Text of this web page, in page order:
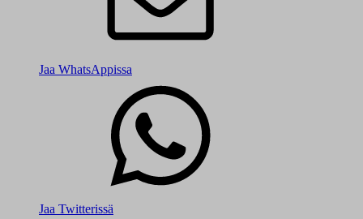
Jaa WhatsAppissa
Jaa Twitterissä